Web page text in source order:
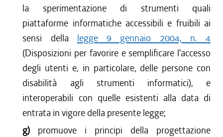
la sperimentazione di strumenti quali
piattaforme informatiche accessibili e fruibili ai
sensi della legge 9 gennaio 2004, n. 4
(Disposizioni per favorire e semplificare l'accesso
degli utenti e, in particolare, delle persone con
disabilità agli strumenti informatici), e
interoperabili con quelle esistenti alla data di
entrata in vigore della presente legge;
g) promuove i principi della progettazione